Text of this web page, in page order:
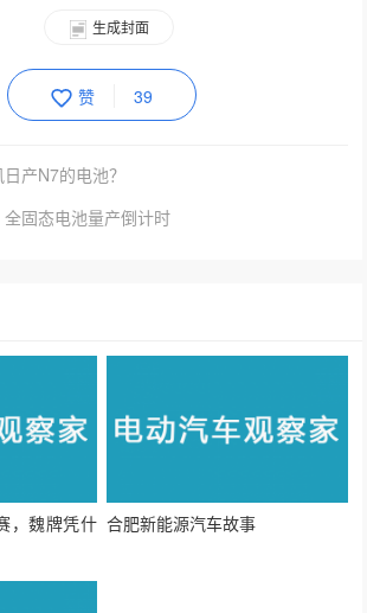
生成封面
赞 39
产N7的电池？
固态电池量产倒计时
，魏牌凭什 合肥新能源汽车故事